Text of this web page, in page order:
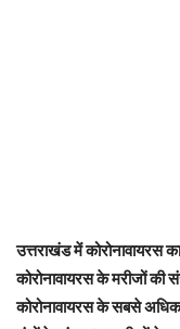
उत्तराखंड में कोरोनावायरस
कोरोनावायरस के मरीजों की
कोरोनावायरस के सबसे